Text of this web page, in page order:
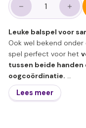
Leuke balspel voor
Ook wel bekend onder
spel perfect voor het
tussen beide
oogcoördinatie.
Elk net is voorzien van
strak kunt trekken en
Lees meer